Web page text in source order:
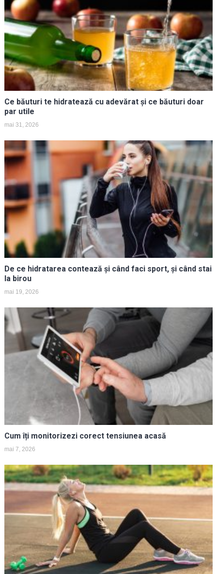
Ce băuturi te hidratează cu adevărat și ce băuturi doar
par utile
mai 31, 2026
De ce hidratarea contează și când faci sport, și când stai
la birou
mai 19, 2026
Cum îți monitorizezi corect tensiunea acasă
mai 7, 2026